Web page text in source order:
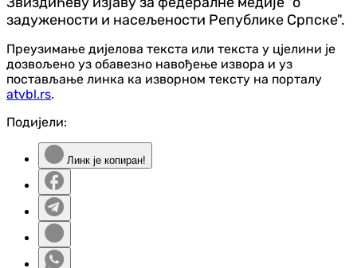
задужености и насељености Републике Српске".
Преузимање дијелова текста или текста у цјелини је
дозвољено уз обавезно навођење извора и уз
постављање линка ка изворном тексту на порталу
atvbl.rs.
Подијели:
Линк је копиран!